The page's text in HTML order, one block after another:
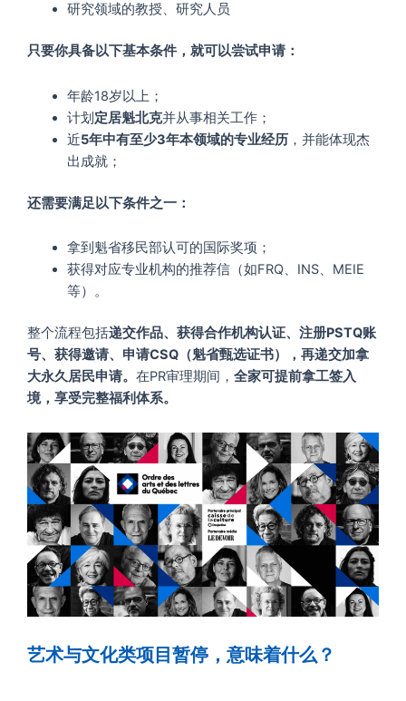
研究领域的教授、研究人员
只要你具备以下基本条件，就可以尝试申请：
年龄18岁以上；
计划 定居魁北克并从事相关工作；
近5年中有至少3年本领域的专业经历，并能体现杰
出成就；
还需要满足以下条件之一：
拿到魁省移民部认可的国际奖项；
获得对应专业机构的推荐信（如FRQ、INS、MEIE
等）。
整个流程包括递交作品、获得合作机构认证、注册PSTQ账
号、获得邀请、申请CSQ（魁省甄选证书），再递交加拿
大永久居民申请。 在PR审理期间， 全家可提前拿工签入
境，享受完整福利体系。
艺术与文化类项目暂停，意味着什么？